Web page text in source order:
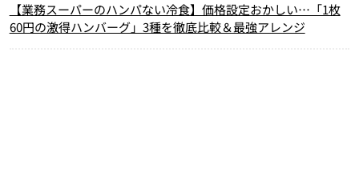
【業務スーパーのハンパない冷食】価格設定おかしい…「1枚
60円の激得ハンバーグ」3種を徹底比較＆最強アレンジ